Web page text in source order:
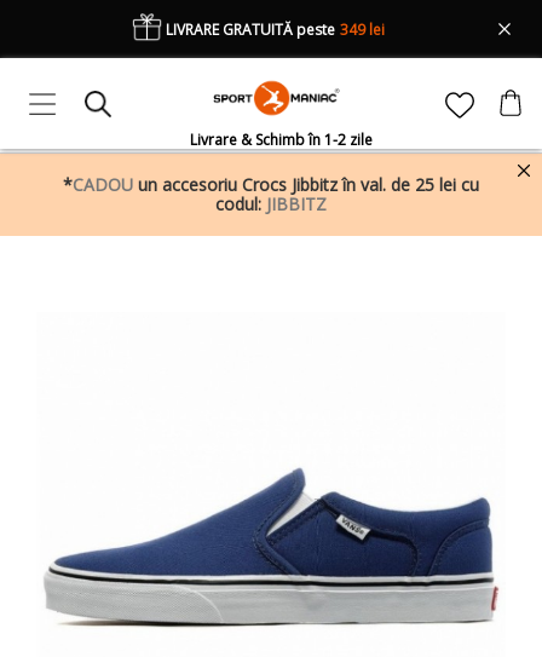
Livrare & Schimb în 1-2 zile
LIVRARE GRATUITĂ peste 349 lei
*CADOU un accesoriu Crocs Jibbitz în val. de 25 lei cu
codul: JIBBITZ